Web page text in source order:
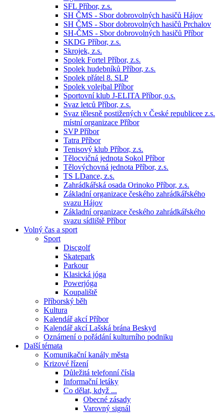
SFL Příbor, z.s.
SH ČMS - Sbor dobrovolných hasičů Hájov
SH ČMS - Sbor dobrovolných hasičů Prchalov
SH-ČMS - Sbor dobrovolných hasičů Příbor
SKDG Příbor, z.s.
Skrojek, z.s.
Spolek Fortel Příbor, z.s.
Spolek hudebníků Příbor, z.s.
Spolek přátel 8. SLP
Spolek volejbal Příbor
Sportovní klub J-ELITA Příbor, o.s.
Svaz letců Příbor, z.s.
Svaz tělesně postižených v České republicee z.s.
místní organizace Příbor
SVP Příbor
Tatra Příbor
Tenisový klub Příbor, z.s.
Tělocvičná jednota Sokol Příbor
Tělovýchovná jednota Příbor, z.s.
TS LDance, z.s.
Zahrádkářská osada Orinoko Příbor, z.s.
Základní organizace českého zahrádkářského
svazu Hájov
Základní organizace českého zahrádkářského
svazu sídliště Příbor
Volný čas a sport
Sport
Discgolf
Skatepark
Parkour
Klasická jóga
Powerjóga
Koupaliště
Příborský běh
Kultura
Kalendář akcí Příbor
Kalendář akcí Lašská brána Beskyd
Oznámení o pořádání kulturního podniku
Další témata
Komunikační kanály města
Krizové řízení
Důležitá telefonní čísla
Informační letáky
Co dělat, když ...
Obecné zásady
Varovný signál